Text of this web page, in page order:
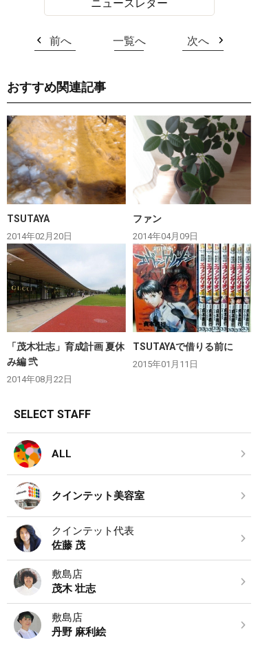
ニュースレター
前へ 一覧へ 次へ
おすすめ関連記事
TSUTAYA
2014年02月20日
ファン
2014年04月09日
「茂木壮志」育成計画 夏休
み編 弐
2014年08月22日
TSUTAYAで借りる前に
2015年01月11日
SELECT STAFF
ALL
クインテット美容室
クインテット代表
佐藤 茂
敷島店
茂木 壮志
敷島店
丹野 麻利絵